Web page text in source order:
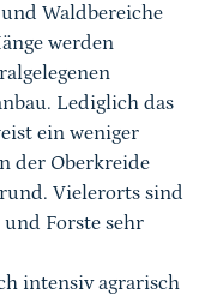
Waldbereiche
werden
Lediglich das
ein weniger
der Oberkreide
Vielerorts sind
Forste sehr
intensiv agrarisch